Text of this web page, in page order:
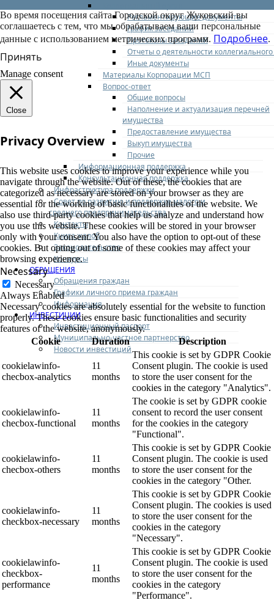
Регламентирующие документы
График заседаний
Протоколы заседаний
Отчеты о деятельности
Иные документы
Материалы Корпорации МСП
Вопрос-ответ
Общие вопросы
Наполнение и актуализация перечней
имущества
Предоставление имущества
Выкуп имущества
Прочие
Информационная поддержка
Консультационная поддержка
Инфраструктура поддержки
Совет по развитию и поддержке малого и
среднего предпринимательства
Контакты
Книга жалоб
Законодательство
Конкурсы
ОБРАЩЕНИЯ
Обращения граждан
Графики личного приема граждан
Информация
ИНВЕСТИЦИИ
Инвестиционный паспорт
Муниципально-частное партнерство
Новости инвестиций
Во время посещения сайта Городской округ Жуковский вы
соглашаетесь с тем, что мы обрабатываем ваши персональные
данные с использованием метрических программ. Подробнее.
Принять
Manage consent
Close
Privacy Overview
This website uses cookies to improve your experience while you
navigate through the website. Out of these, the cookies that are
categorized as necessary are stored on your browser as they are
essential for the working of basic functionalities of the website. We
also use third-party cookies that help us analyze and understand how
you use this website. These cookies will be stored in your browser
only with your consent. You also have the option to opt-out of these
cookies. But opting out of some of these cookies may affect your
browsing experience.
Necessary
Necessary
Always Enabled
Necessary cookies are absolutely essential for the website to function
properly. These cookies ensure basic functionalities and security
features of the website, anonymously.
Cookie
Duration Description
cookielawinfo-
checbox-analytics
11
months
This cookie is set by GDPR Cookie
Consent plugin. The cookie is used
to store the user consent for the
cookies in the category "Analytics".
cookielawinfo-
checbox-functional
11
months
The cookie is set by GDPR cookie
consent to record the user consent
for the cookies in the category
"Functional".
cookielawinfo-
checbox-others
11
months
This cookie is set by GDPR Cookie
Consent plugin. The cookie is used
to store the user consent for the
cookies in the category "Other.
cookielawinfo-
checkbox-necessary
11
months
This cookie is set by GDPR Cookie
Consent plugin. The cookies is used
to store the user consent for the
cookies in the category
"Necessary".
cookielawinfo-
checkbox-
performance
11
months
This cookie is set by GDPR Cookie
Consent plugin. The cookie is used
to store the user consent for the
cookies in the category
"Performance".